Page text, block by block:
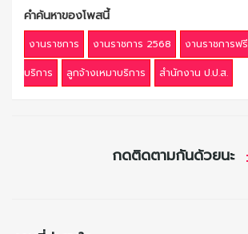
คำค้นหาของโพสนี้
งานราชการ งานราชการ 2568 งานราชการฟรี
บริการ
ลูกจ้างเหมาบริการ สำนักงาน ป.ป.ส.
กดติดตามกันด้วยนะ